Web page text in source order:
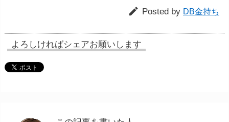
 Posted by DB金持ち
よろしければシェアお願いします